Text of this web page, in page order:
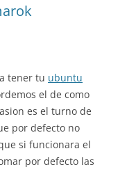
tener tu ubuntu
el de como
es el turno de
por defecto no
si funcionara el
por defecto las